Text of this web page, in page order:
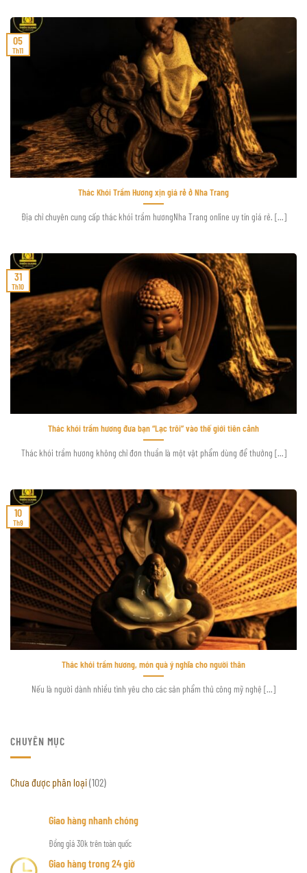
Thác Khói Trầm Hương xịn giá rẻ ở Nha Trang
Địa chỉ chuyên cung cấp thác khói trầm hươngNha Trang online uy tín giá rẻ. [...]
05
Th11
Thác khói trầm hương đưa bạn “Lạc trôi” vào thế giới tiên cảnh
Thác khói trầm hương không chỉ đơn thuần là một vật phẩm dùng để thưởng [...]
31
Th10
Thác khói trầm hương, món quà ý nghĩa cho người thân
Nếu là người dành nhiều tình yêu cho các sản phẩm thủ công mỹ nghệ [...]
10
Th9
CHUYÊN MỤC
Chưa được phân loại(102)
Giao hàng nhanh chóng
Đồng giá 30k trên toàn quốc
Giao hàng trong 24 giờ